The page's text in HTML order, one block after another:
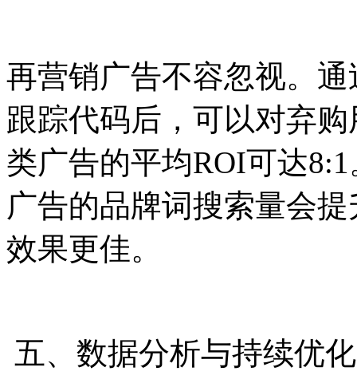
再营销广告不容忽视。通
跟踪代码后，可以对弃
类广告的平均ROI可达
广告的品牌词搜索量会
效果更佳。
五、数据分析与持续优化